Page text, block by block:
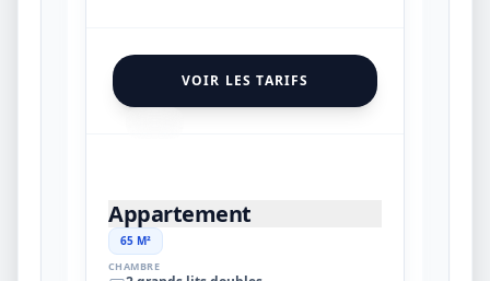
VOIR LES TARIFS
Appartement
65 M²
CHAMBRE